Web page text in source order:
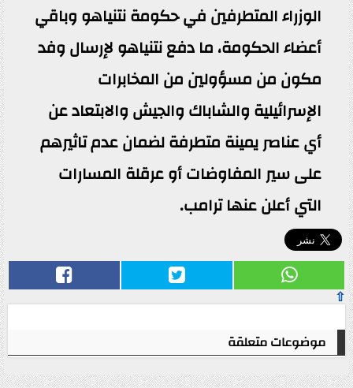
الوزراء المتطرفين في حكومة نتنياهو وباقي
أعضاء الحكومة، ما دفع نتنياهو لإرسال وفد
مكون من مسؤولين من المخابرات
الإسرائيلية والشاباك والجيش والابتعاد عن
أي عناصر يمينة متطرفة لضمان عدم تاثيرهم
على سير المفاوضات أو عرقلة المسارات
التي أعلن عنها ترامب.
⇧
موضوعات متعلقة